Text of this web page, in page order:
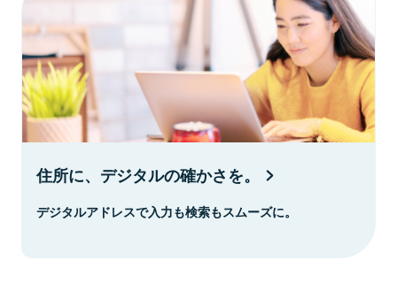
住所に、デジタルの確かさを。
デジタルアドレスで入力も検索もスムーズに。